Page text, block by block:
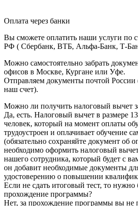
Оплата через банки
Вы сможете оплатить наши услуги по
РФ ( Сбербанк, ВТБ, Альфа-Банк, Т-
Можно самостоятельно забрать
офисов в Москве, Кургане или Уфе.
Отправляем документы почтой России
наш счет).
Можно ли получить налоговый вычет
Да, есть. Налоговый вычет в размере
человек, который на момент оплаты
трудоустроен и оплачивает обучение
(обязательно сохраняйте документ об
необходимо оформить налоговый
нашего сотрудника, который будет с
он добавит необходимые документы
удостоверению о повышении
Если не сдать итоговый тест, то нужно
прохождение программы?
Нет, за прохождение программы вы не